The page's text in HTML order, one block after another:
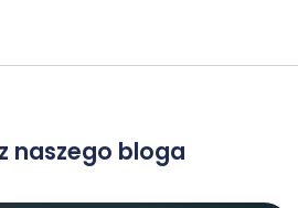
naszego bloga